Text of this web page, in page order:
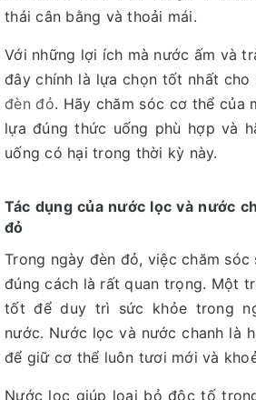
thái cân bằng và thoải mái.
Với những lợi ích mà nước ấm và
đây chính là lựa chọn tốt nhất cho
đèn đỏ. Hãy chăm sóc cơ thể của
lựa đúng thức uống phù hợp và
uống có hại trong thời kỳ này.
Tác dụng của nước lọc và nước
đỏ
Trong ngày đèn đỏ, việc chăm sóc
đúng cách là rất quan trọng. Một
tốt để duy trì sức khỏe trong
nước. Nước lọc và nước chanh là
để giữ cơ thể luôn tươi mới và
Nước lọc giúp loại bỏ độc tố